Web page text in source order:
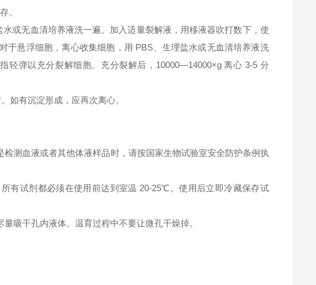
。
或无血清培养液洗一遍。加入适量裂解液，用移液器吹打数下，使
于悬浮细胞，离心收集细胞，用 PBS、生理盐水或无血清培养液洗
轻弹以充分裂解细胞。充分裂解后，10000—14000×g 离心 3-5 分
如有沉淀形成，应再次离心。
测血液或者其他体液样品时，请按国家生物试验室安全防护条例执
有试剂都必须在使用前达到室温 20-25℃。使用后立即冷藏保存试
吸干孔内液体。温育过程中不要让微孔干燥掉。